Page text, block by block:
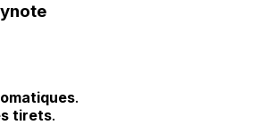
.
tirets.